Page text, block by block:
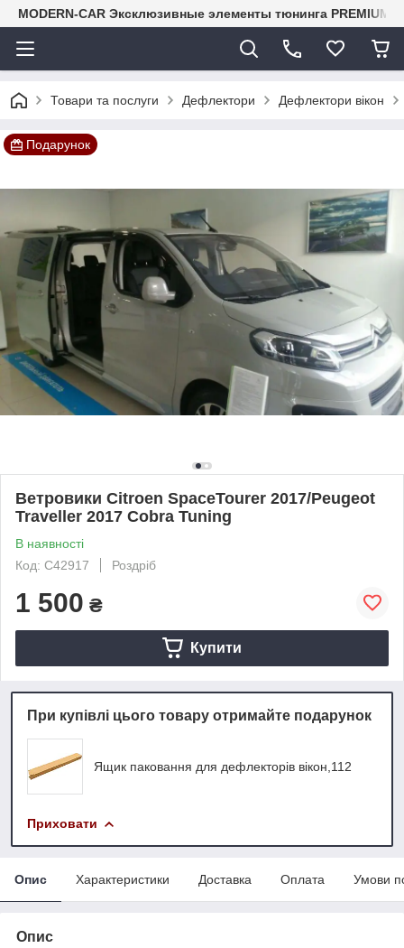
MODERN-CAR Эксклюзивные элементы тюнинга PREMIUM-
Товари та послуги Дефлектори Дефлектори вікон
Подарунок
Ветровики Citroen SpaceTourer 2017/Peugeot
Traveller 2017 Cobra Tuning
В наявності
Код: C42917
Роздріб
1 500 ₴
Купити
При купівлі цього товару отримайте подарунок
Ящик паковання для дефлекторів вікон,112
Приховати
Опис Характеристики Доставка Оплата Умови
Опис